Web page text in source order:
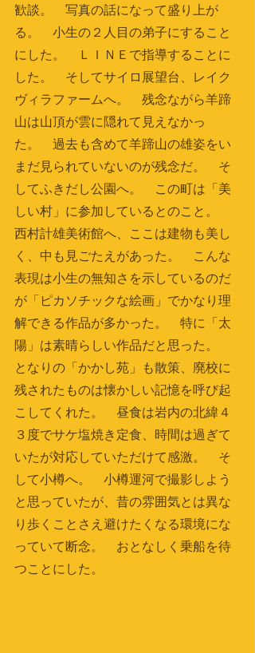
歓談。　写真の話になって盛り上が
る。　小生の２人目の弟子にすること
にした。　ＬＩＮＥで指導することに
した。　そしてサイロ展望台、レイク
ヴィラファームへ。　残念ながら羊蹄
山は山頂が雲に隠れて見えなかっ
た。　過去も含めて羊蹄山の雄姿をい
まだ見られていないのが残念だ。　そ
してふきだし公園へ。　この町は「美
しい村」に参加しているとのこと。
西村計雄美術館へ、ここは建物も美し
く、中も見ごたえがあった。　こんな
表現は小生の無知さを示しているのだ
が「ピカソチックな絵画」でかなり理
解できる作品が多かった。　特に「太
陽」は素晴らしい作品だと思った。
となりの「かかし苑」も散策、廃校に
残されたものは懐かしい記憶を呼び起
こしてくれた。　昼食は岩内の北緯４
３度でサケ塩焼き定食、時間は過ぎて
いたが対応していただけて感激。　そ
して小樽へ。　小樽運河で撮影しよう
と思っていたが、昔の雰囲気とは異な
り歩くことさえ避けたくなる環境にな
っていて断念。　おとなしく乗船を待
つことにした。